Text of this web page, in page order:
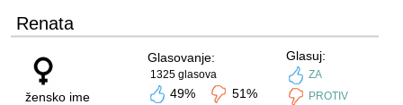
Renata
žensko ime
Glasovanje:
1325 glasova
49% 51%
Glasuj:
ZA
PROTIV